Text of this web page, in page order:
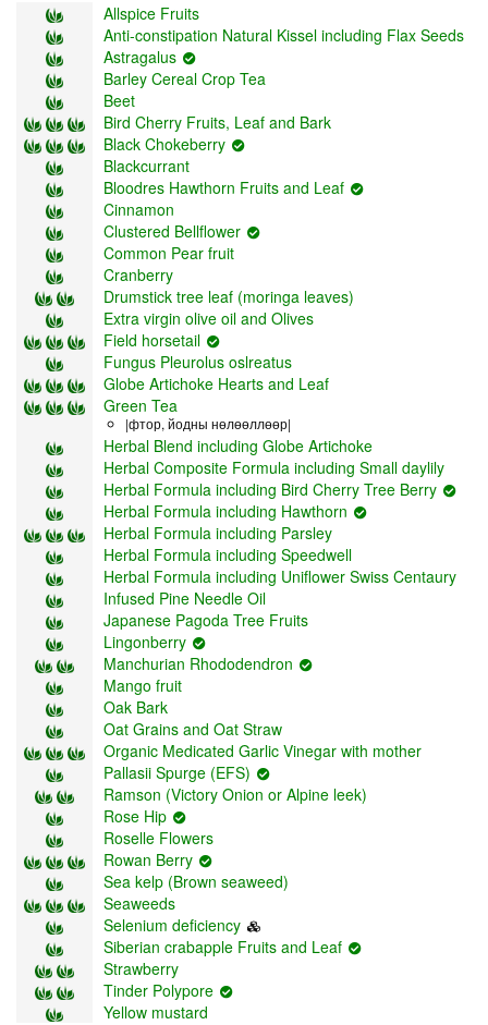
Allspice Fruits
Anti-constipation Natural Kissel including Flax Seeds
Astragalus
Barley Cereal Crop Tea
Beet
Bird Cherry Fruits, Leaf and Bark
Black Chokeberry
Blackcurrant
Bloodres Hawthorn Fruits and Leaf
Cinnamon
Clustered Bellflower
Common Pear fruit
Cranberry
Drumstick tree leaf (moringa leaves)
Extra virgin olive oil and Olives
Field horsetail
Fungus Pleurolus oslreatus
Globe Artichoke Hearts and Leaf
Green Tea
|фтор, йодны нөлөөллөөр|
Herbal Blend including Globe Artichoke
Herbal Composite Formula including Small daylily
Herbal Formula including Bird Cherry Tree Berry
Herbal Formula including Hawthorn
Herbal Formula including Parsley
Herbal Formula including Speedwell
Herbal Formula including Uniflower Swiss Centaury
Infused Pine Needle Oil
Japanese Pagoda Tree Fruits
Lingonberry
Manchurian Rhododendron
Mango fruit
Oak Bark
Oat Grains and Oat Straw
Organic Medicated Garlic Vinegar with mother
Pallasii Spurge (EFS)
Ramson (Victory Onion or Alpine leek)
Rose Hip
Roselle Flowers
Rowan Berry
Sea kelp (Brown seaweed)
Seaweeds
Selenium deficiency
Siberian crabapple Fruits and Leaf
Strawberry
Tinder Polypore
Yellow mustard